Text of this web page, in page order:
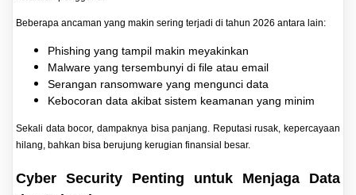
Beberapa ancaman yang makin sering terjadi di tahun 2026 antara lain:
Phishing yang tampil makin meyakinkan
Malware yang tersembunyi di file atau email
Serangan ransomware yang mengunci data
Kebocoran data akibat sistem keamanan yang minim
Sekali data bocor, dampaknya bisa panjang. Reputasi rusak, kepercayaan
hilang, bahkan bisa berujung kerugian finansial besar.
Cyber Security Penting untuk Menjaga Data